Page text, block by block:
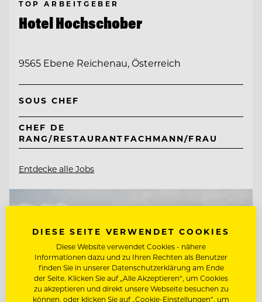
TOP ARBEITGEBER
Hotel Hochschober
9565 Ebene Reichenau, Österreich
SOUS CHEF
CHEF DE
RANG/RESTAURANTFACHMANN/FRAU
Entdecke alle Jobs
DIESE SEITE VERWENDET COOKIES
Diese Website verwendet Cookies - nähere
Informationen dazu und zu Ihren Rechten als Benutzer
finden Sie in unserer Datenschutzerklärung am Ende
der Seite. Klicken Sie auf „Alle Akzeptieren“, um Cookies
zu akzeptieren und direkt unsere Webseite besuchen zu
können, oder klicken Sie auf „Cookie-Einstellungen“, um